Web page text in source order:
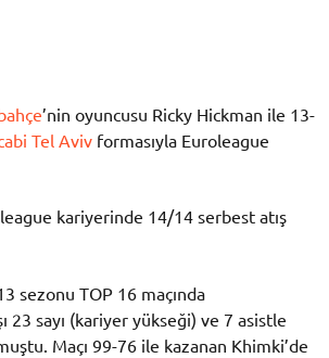
’nin oyuncusu Ricky Hickman ile 13-
Tel Aviv formasıyla Euroleague
kariyerinde 14/14 serbest atış
sezonu TOP 16 maçında
23 sayı (kariyer yükseği) ve 7 asistle
Maçı 99-76 ile kazanan Khimki’de